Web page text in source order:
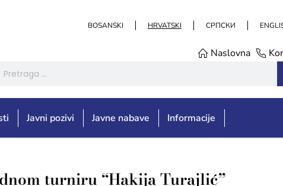
BOSANSKI HRVATSKI СРПСКИ
Naslovna
Javni pozivi Javne nabave Informacije
turniru “Hakija Turajlić”